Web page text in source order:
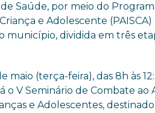
Saúde, por meio do
e Adolescente
município, dividida em três
maio (terça-feira), das 8h às
o V Seminário de Combate ao
e Adolescentes,